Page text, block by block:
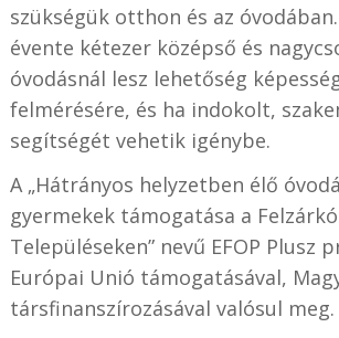
szükségük otthon és az
évente kétezer középső és
óvodásnál lesz lehetőség
felmérésére, és ha indokolt,
segítségét vehetik igénybe.
A „Hátrányos helyzetben élő
gyermekek támogatása a
Településeken” nevű EFOP Plusz
Európai Unió támogatásával,
társfinanszírozásával valósul meg.